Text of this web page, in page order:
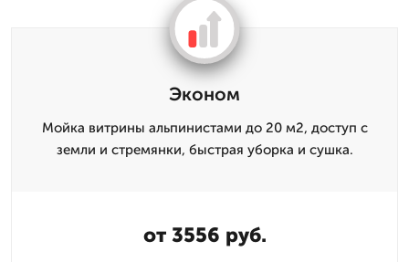
Эконом
Мойка витрины альпинистами до 20 м2, доступ с
земли и стремянки, быстрая уборка и сушка.
от 3556 руб.